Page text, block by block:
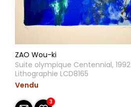
ZAO Wou-ki
Suite olympique Centennial, 1992
Lithographie LCD8165
Vendu
3